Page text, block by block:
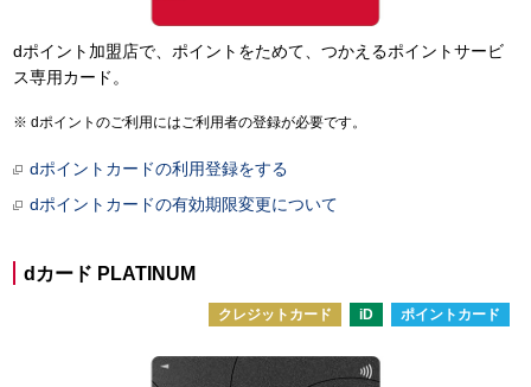
dポイント加盟店で、ポイントをためて、つかえるポイントサービ
ス専用カード。
dポイントのご利用にはご利用者の登録が必要です。
dポイントカードの利用登録をする
dポイントカードの有効期限変更について
dカード PLATINUM
クレジットカード iD ポイントカード